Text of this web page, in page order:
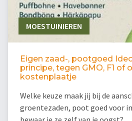
MOESTUINIEREN
Eigen zaad-, pootgoed
principe, tegen GMO, F1 of
kostenplaatje
Welke keuze maak jij bij de
groentezaden, poot goed voor